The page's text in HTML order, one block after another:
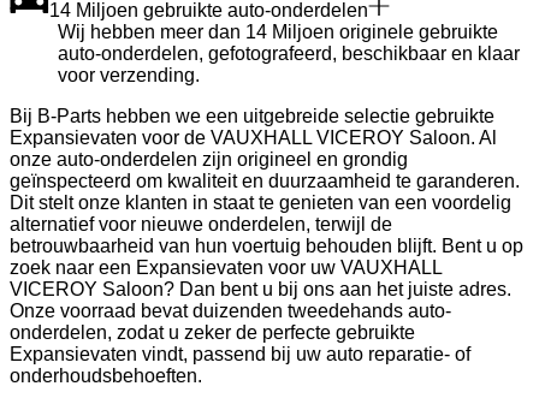
14 Miljoen gebruikte auto-onderdelen
Wij hebben meer dan 14 Miljoen originele gebruikte
auto-onderdelen, gefotografeerd, beschikbaar en klaar
voor verzending.
Bij B-Parts hebben we een uitgebreide selectie gebruikte
Expansievaten voor de VAUXHALL VICEROY Saloon. Al
onze auto-onderdelen zijn origineel en grondig
geïnspecteerd om kwaliteit en duurzaamheid te garanderen.
Dit stelt onze klanten in staat te genieten van een voordelig
alternatief voor nieuwe onderdelen, terwijl de
betrouwbaarheid van hun voertuig behouden blijft. Bent u op
zoek naar een Expansievaten voor uw VAUXHALL
VICEROY Saloon? Dan bent u bij ons aan het juiste adres.
Onze voorraad bevat duizenden tweedehands auto-
onderdelen, zodat u zeker de perfecte gebruikte
Expansievaten vindt, passend bij uw auto reparatie- of
onderhoudsbehoeften.